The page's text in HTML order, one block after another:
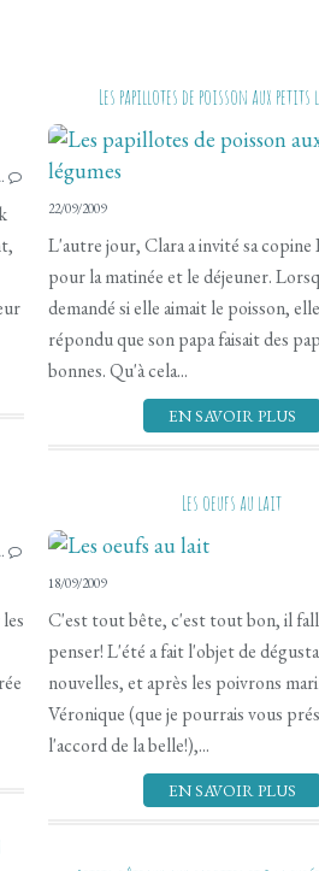
Les papillotes de poisson aux petits
22/09/2009
L'autre jour, Clara a invité sa copine
pour la matinée et le déjeuner.
demandé si elle aimait le poisson,
répondu que son papa faisait des
bonnes. Qu'à cela...
EN SAVOIR PLUS
Les oeufs au lait
18/09/2009
C'est tout bête, c'est tout bon, il
penser! L'été a fait l'objet de
nouvelles, et après les poivrons
Véronique (que je pourrais vous
l'accord de la belle!),...
EN SAVOIR PLUS